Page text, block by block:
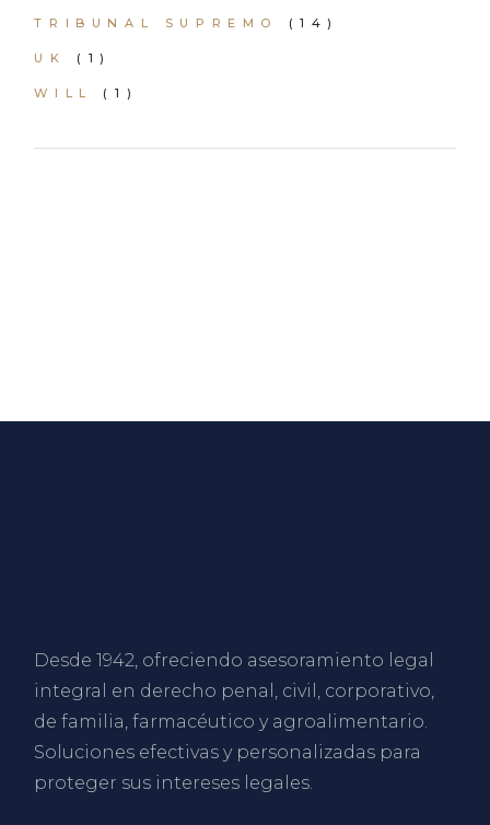
TRIBUNAL SUPREMO (14)
UK (1)
WILL (1)
Desde 1942, ofreciendo asesoramiento legal
integral en derecho penal, civil, corporativo,
de familia, farmacéutico y agroalimentario.
Soluciones efectivas y personalizadas para
proteger sus intereses legales.